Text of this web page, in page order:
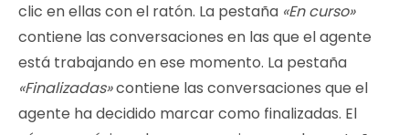
clic en ellas con el ratón. La pestaña «En curso»
contiene las conversaciones en las que el agente
está trabajando en ese momento. La pestaña
«Finalizadas»contiene las conversaciones que el
agente ha decidido marcar como finalizadas. El